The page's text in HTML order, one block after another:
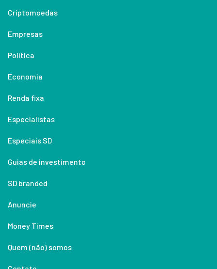
Criptomoedas
Empresas
Política
Economia
Renda fixa
Especialistas
Especiais SD
Guias de investimento
SD branded
Anuncie
Money Times
Quem (não) somos